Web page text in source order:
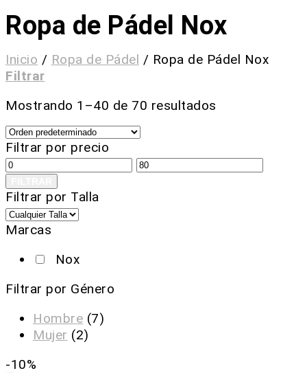
Ropa de Pádel Nox
Inicio / Ropa de Pádel / Ropa de Pádel Nox
Filtrar
Mostrando 1–40 de 70 resultados
Filtrar por precio
Filtrar por Talla
Marcas
Nox
Filtrar por Género
Hombre (7)
Mujer (2)
-10%